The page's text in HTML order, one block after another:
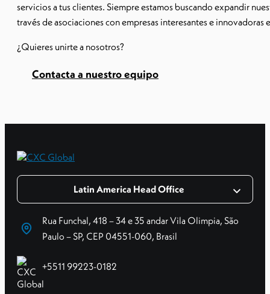
servicios a tus clientes. Siempre estamos buscando expandir
través de asociaciones con empresas interesantes e innovadoras
¿Quieres unirte a nosotros?
Contacta a nuestro equipo
Latin America Head Office
Rua Funchal, 418 – 34 e 35 andar Vila Olimpia, São
Paulo – SP, CEP 04551-060, Brasil
+5511 99223-0182